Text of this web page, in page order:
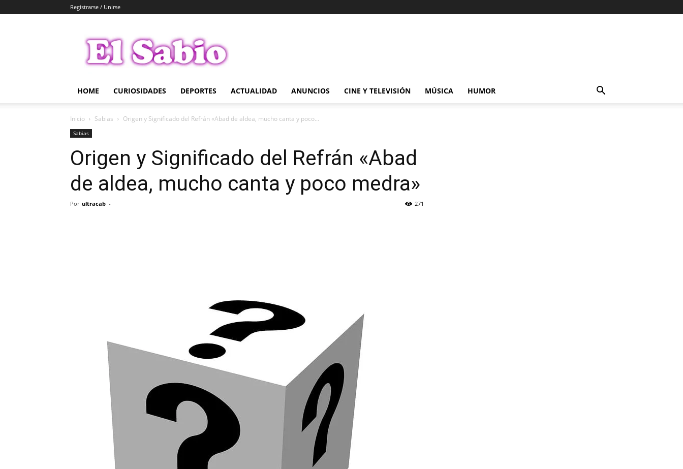
Registrarse / Unirse
Sabio
HOME CURIOSIDADES DEPORTES ACTUALIDAD ANUNCIOS CINE Y TELEVISIÓN MÚSICA HUMOR
Inicio Sabias Origen y Significado del Refrán «Abad de aldea, mucho canta y poco...
Sabias
Origen y Significado del Refrán «Abad
de aldea, mucho canta y poco medra»
Por ultracab - 271